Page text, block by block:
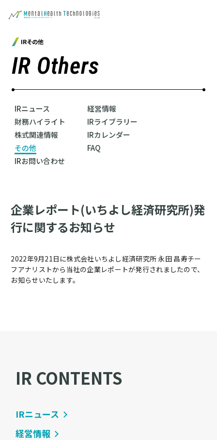
IRその他
IR Others
IRニュース
経営情報
財務ハイライト
IRライブラリー
株式関連情報
IRカレンダー
その他
FAQ
IRお問い合わせ
企業レポート(いちよし経済研究所)発
行に関するお知らせ
2022年9月21日に株式会社いちよし経済研究所 永田 昌寿チー
フアナリストから当社の企業レポートが発行されましたので、
お知らせいたします。
IR CONTENTS
IRニュース
経営情報